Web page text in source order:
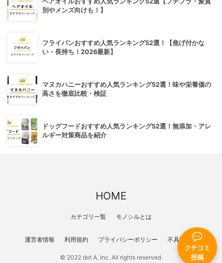
クチコミ
投稿
別やメンズ向けも！】
フライパンおすすめ人気ランキング52選！【焦げ付かな
い・長持ち！2026最新】
マヌカハニーおすすめ人気ランキング52選！味や栄養価の
高さを徹底比較・検証
ドッグフードおすすめ人気ランキング52選！無添加・アレ
ルギー対策商品を紹介
HOME
カテゴリ一覧 モノシルとは
運営者情報 利用規約 プライバシーポリシー 不具合報告
© 2022 dot A, Inc. All rights reserved.